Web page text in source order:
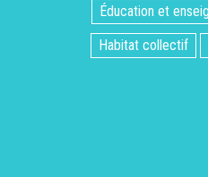
Éducation et
Habitat collectif